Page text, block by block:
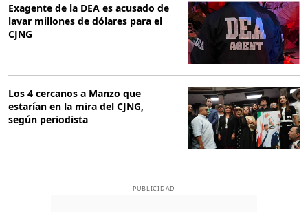
Exagente de la DEA es acusado de
lavar millones de dólares para el
CJNG
Los 4 cercanos a Manzo que
estarían en la mira del CJNG,
según periodista
PUBLICIDAD